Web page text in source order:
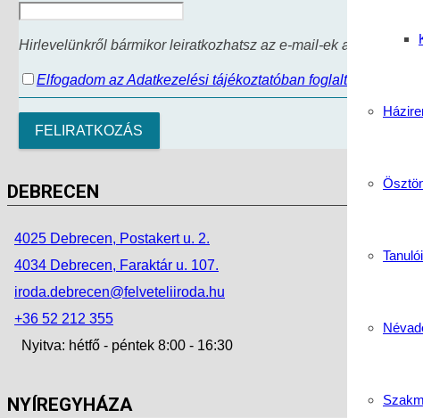
Hirlevelünkről bármikor leiratkozhatsz az e-mail-ek alján
Elfogadom az Adatkezelési tájékoztatóban foglaltakat.
DEBRECEN
4025 Debrecen, Postakert u. 2.
4034 Debrecen, Faraktár u. 107.
iroda.debrecen@felveteliiroda.hu
+36 52 212 355
Nyitva: hétfő - péntek 8:00 - 16:30
NYÍREGYHÁZA